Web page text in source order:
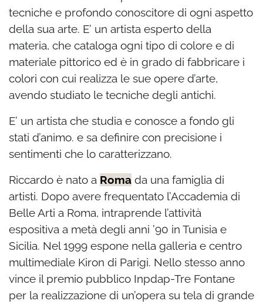
tecniche e profondo conoscitore di ogni aspetto
della sua arte. E’ un artista esperto della
materia, che cataloga ogni tipo di colore e di
materiale pittorico ed è in grado di fabbricare i
colori con cui realizza le sue opere d’arte,
avendo studiato le tecniche degli antichi.
E’ un artista che studia e conosce a fondo gli
stati d’animo. e sa definire con precisione i
sentimenti che lo caratterizzano.
Riccardo è nato a Roma da una famiglia di
artisti. Dopo avere frequentato l’Accademia di
Belle Arti a Roma, intraprende l’attività
espositiva a metà degli anni ’90 in Tunisia e
Sicilia. Nel 1999 espone nella galleria e centro
multimediale Kiron di Parigi. Nello stesso anno
vince il premio pubblico Inpdap-Tre Fontane
per la realizzazione di un’opera su tela di grande